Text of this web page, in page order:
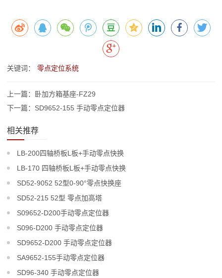
关键词： 零点定位系统
上一篇：卧加方箱基座-FZ29
下一篇：SD9652-155 手动零点定位器
相关推荐
LB-200四轴桥板L板+手动零点快换
LB-170 四轴桥板L板+手动零点快换
SD52-9052 52型0-90°零点快换座
SD52-215 52型 零点加高塔
S09652-D200手动零点定位器
S096-D200 手动零点定位器
SD9652-D200 手动零点定位器
SA9652-155手动零点定位器
SD96-340 手动零点定位器